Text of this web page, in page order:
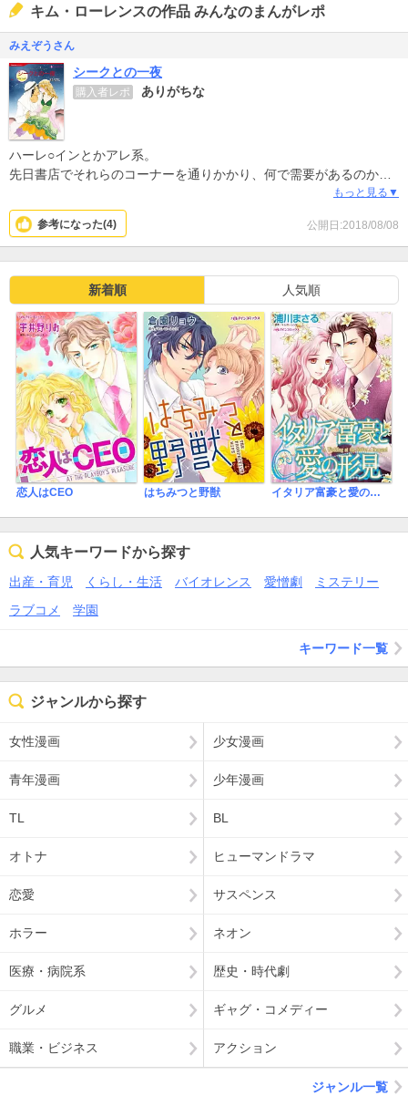
キム・ローレンスの作品 みんなのまんがレポ
みえぞうさん
シークとの一夜
購入者レポ ありがちな
ハーレ○インとかアレ系。
先日書店でそれらのコーナーを通りかかり、何で需要があるのか知
トンデモ超設定で似たような話を他でも読んだ気がするし。
本作に限ったことではないけどアレ系の原作モノはSFよりも非現実
的だし、最近はアラブあたりの国の女性への厳しさなどの情報なん
っかりで違和感。
600pt消費の割には話が短いしオススメはできないが、大人になって
もおとぎ話やファンタジーお好きな方はどうぞ。
もっと見る▼
公開日:2018/08/08
参考になった(4)
新着順 人気順
恋人はCEO はちみつと野獣 イタリア富豪と愛の形見
人気キーワードから探す
出産・育児 くらし・生活 バイオレンス 愛憎劇
ミステリー
ラブコメ
学園
キーワード一覧
ジャンルから探す
女性漫画 少女漫画
青年漫画 少年漫画
TL BL
オトナ ヒューマンドラマ
恋愛 サスペンス
ホラー ネオン
医療・病院系 歴史・時代劇
グルメ ギャグ・コメディー
職業・ビジネス アクション
ジャンル一覧